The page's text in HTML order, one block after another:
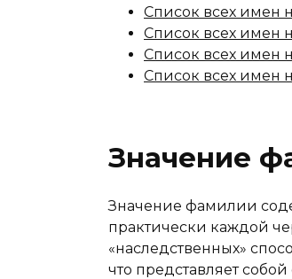
Список всех имен
Список всех имен
Список всех имен
Список всех имен
Значение
Значение фамилии
практически каждой
«наследственных»
что представляет